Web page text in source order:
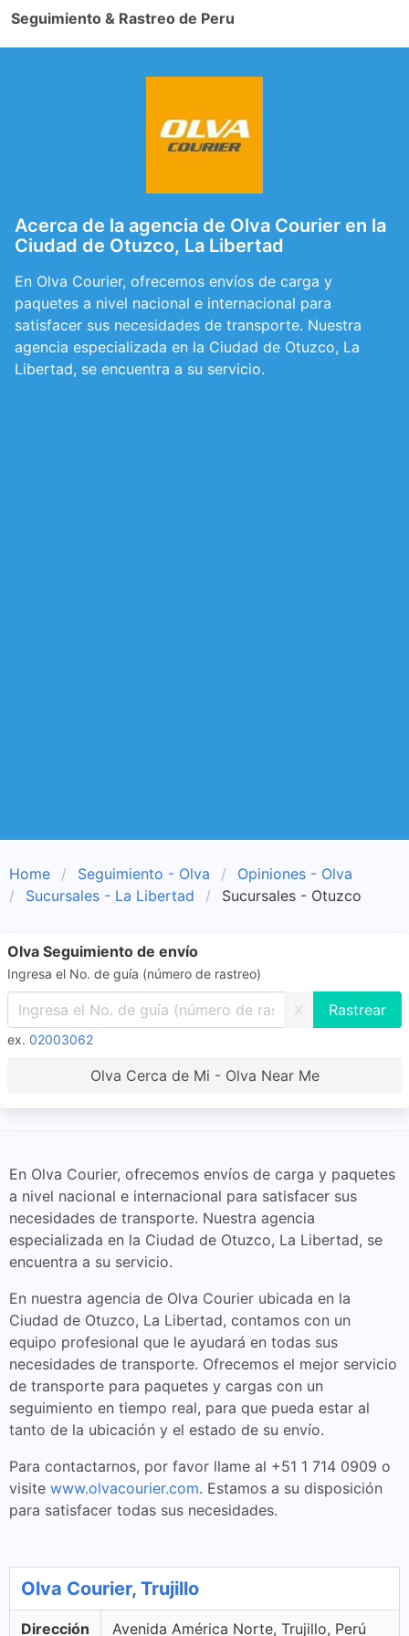
Seguimiento & Rastreo de Peru
Acerca de la agencia de Olva Courier en la
Ciudad de Otuzco, La Libertad
En Olva Courier, ofrecemos envíos de carga y
paquetes a nivel nacional e internacional para
satisfacer sus necesidades de transporte. Nuestra
agencia especializada en la Ciudad de Otuzco, La
Libertad, se encuentra a su servicio.
Home Seguimiento - Olva
Opiniones - Olva
Sucursales - La Libertad
Sucursales - Otuzco
Olva Seguimiento de envío
Ingresa el No. de guía (número de rastreo)
X
ex. 02003062
Olva Cerca de Mi - Olva Near Me
En Olva Courier, ofrecemos envíos de carga y paquetes
a nivel nacional e internacional para satisfacer sus
necesidades de transporte. Nuestra agencia
especializada en la Ciudad de Otuzco, La Libertad, se
encuentra a su servicio.
En nuestra agencia de Olva Courier ubicada en la
Ciudad de Otuzco, La Libertad, contamos con un
equipo profesional que le ayudará en todas sus
necesidades de transporte. Ofrecemos el mejor servicio
de transporte para paquetes y cargas con un
seguimiento en tiempo real, para que pueda estar al
tanto de la ubicación y el estado de su envío.
Para contactarnos, por favor llame al +51 1 714 0909 o
visite www.olvacourier.com. Estamos a su disposición
para satisfacer todas sus necesidades.
Olva Courier, Trujillo
Dirección Avenida América Norte, Trujillo, Perú